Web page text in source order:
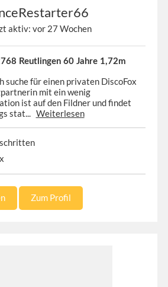
aktiv: vor 27 Wochen
Reutlingen 60 Jahre 1,72m
suche für einen privaten DiscoFox
mit ein wenig
ist auf den Fildner und findet
stat... Weiterlesen
Zum Profil